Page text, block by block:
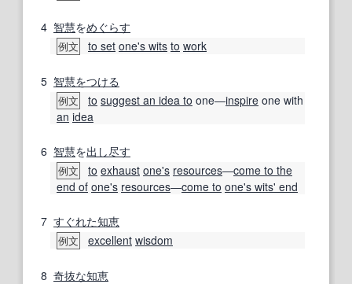
4 智慧をめぐらす
例文 to set one's wits to work
5 智慧をつける
例文 to suggest an idea to one―inspire one with
an idea
6 智慧を出し尽す
例文 to exhaust one's resources―come to the
end of one's resources―come to one's wits' end
7 すぐれた知恵
例文 excellent wisdom
8 奇抜な知恵